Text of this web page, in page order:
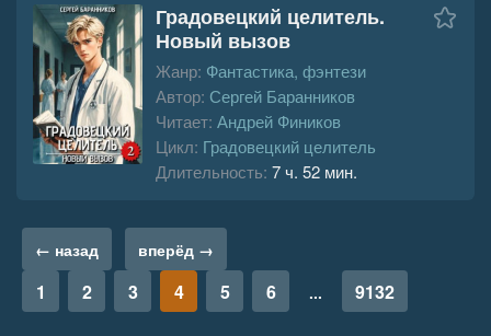
Градовецкий целитель.
Новый вызов
Жанр: Фантастика, фэнтези
Автор: Сергей Баранников
Читает: Андрей Фиников
Цикл: Градовецкий целитель
Длительность: 7 ч. 52 мин.
← назад вперёд →
1 2 3 4 5 6 ... 9132